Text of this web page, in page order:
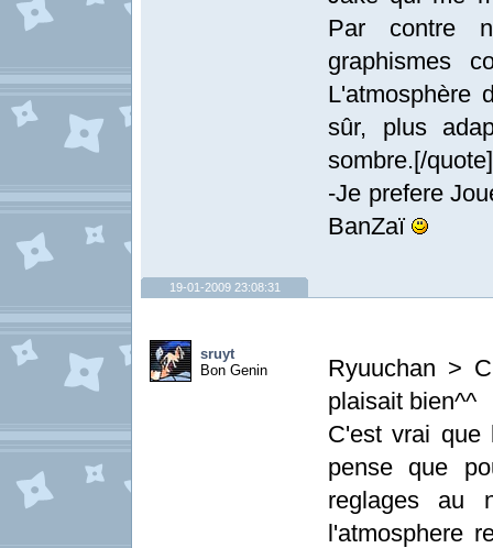
Par contre
graphismes
L'atmosphère
sûr, plus
sombre.[/quote]
-Je prefere
BanZaï
19-01-2009 23:08:31
sruyt
Bon Genin
Ryuuchan >
plaisait bien^^
C'est vrai que
pense que
reglages au
l'atmosphere